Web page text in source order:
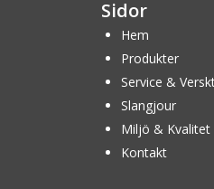
Sidor
Hem
Produkter
Service &
Slangjour
Miljö & Kvalitet
Kontakt